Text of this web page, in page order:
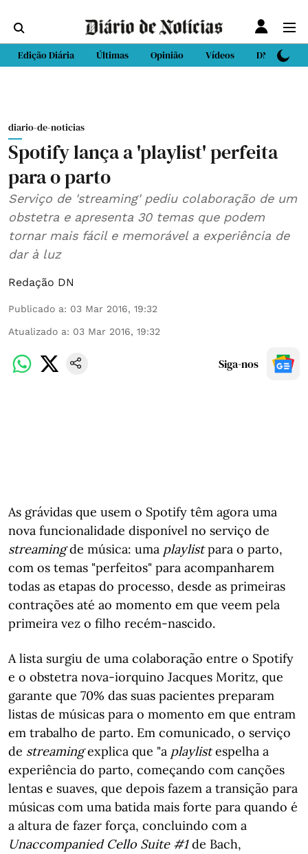
Edição Diária Últimas Opinião Vídeos DN Sport
diario-de-noticias
Spotify lança a 'playlist' perfeita
para o parto
Serviço de 'streaming' pediu colaboração de um
obstetra e apresenta 30 temas que podem
tornar mais fácil e memorável a experiência de
dar à luz
Redação DN
Publicado a: 03 Mar 2016, 19:32
Atualizado a: 03 Mar 2016, 19:32
Siga-nos
As grávidas que usem o Spotify têm agora uma
nova funcionalidade disponível no serviço de
streamingde música: uma playlistpara o parto,
com os temas "perfeitos" para acompanharem
todas as etapas do processo, desde as primeiras
contrações até ao momento em que veem pela
primeira vez o filho recém-nascido.
A lista surgiu de uma colaboração entre o Spotify
e o obstetra nova-iorquino Jacques Moritz, que
garante que 70% das suas pacientes preparam
listas de músicas para o momento em que entram
em trabalho de parto. Em comunicado, o serviço
de streamingexplica que "a playlistespelha a
experiência do parto, começando com canções
lentas e suaves, que depois fazem a transição para
músicas com uma batida mais forte para quando é
a altura de fazer força, concluindo com a
Unaccompanied Cello Suite #1de Bach,